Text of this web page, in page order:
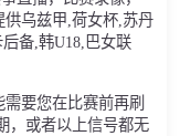
供乌兹甲,荷女杯,苏丹
备,韩U18,巴女联
需要您在比赛前再刷
，或者以上信号都无